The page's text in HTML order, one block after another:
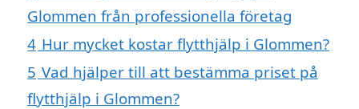
Glommen från professionella företag
4 Hur mycket kostar flytthjälp i Glommen?
5 Vad hjälper till att bestämma priset på
flytthjälp i Glommen?